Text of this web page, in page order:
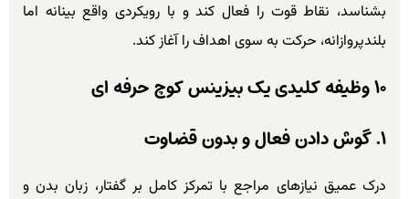
بشناسد، نقاط قوت را فعال کند و با رویکردی واقع بینانه اما
بلندپروازانه، حرکت به سوی اهداف را آغاز کند.
۱۰ وظیفه کلیدی یک بیزینس کوچ حرفه ای
۱. گوش دادن فعال و بدون قضاوت
درک عمیق نیازهای مراجع با تمرکز کامل بر گفتار، زبان بدن و